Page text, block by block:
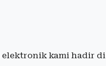
elektronik kami hadir di